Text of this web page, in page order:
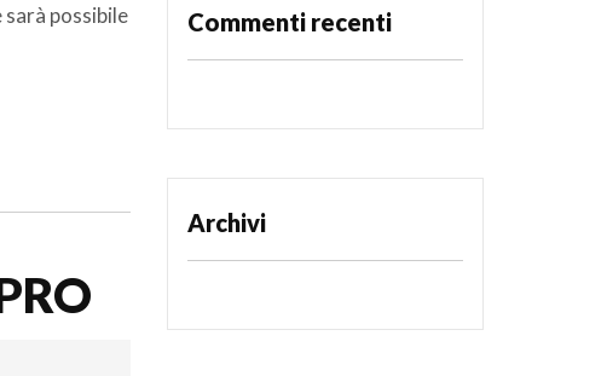
possibile
Commenti recenti
Archivi